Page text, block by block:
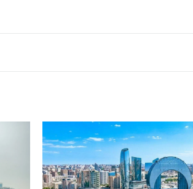
10:09
11 nəfər salatdan